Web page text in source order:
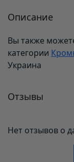
Описание
Вы также
категории
Украина
Отзывы
Нет отзывов о